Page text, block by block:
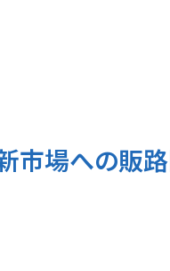
市場への販